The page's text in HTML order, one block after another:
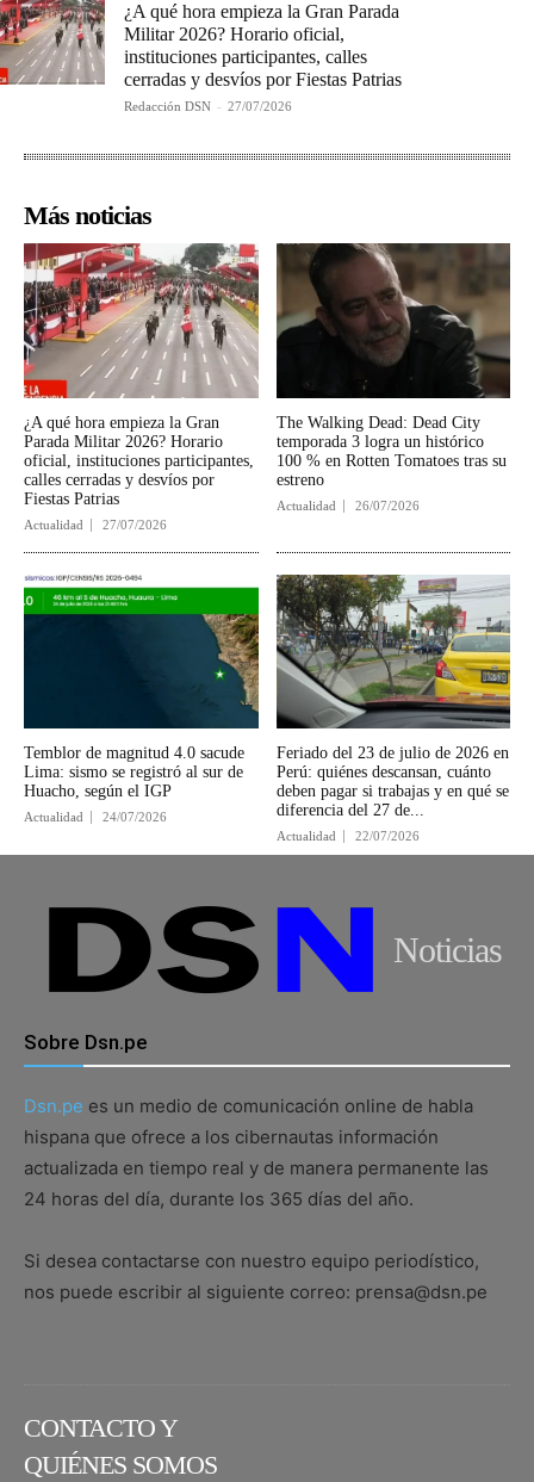
¿A qué hora empieza la Gran Parada
Militar 2026? Horario oficial,
instituciones participantes, calles
cerradas y desvíos por Fiestas Patrias
Redacción DSN - 27/07/2026
Más noticias
¿A qué hora empieza la Gran
Parada Militar 2026? Horario
oficial, instituciones participantes,
calles cerradas y desvíos por
Fiestas Patrias
Actualidad 27/07/2026
The Walking Dead: Dead City
temporada 3 logra un histórico
100 % en Rotten Tomatoes tras su
estreno
Actualidad 26/07/2026
Temblor de magnitud 4.0 sacude
Lima: sismo se registró al sur de
Huacho, según el IGP
Actualidad 24/07/2026
Feriado del 23 de julio de 2026 en
Perú: quiénes descansan, cuánto
deben pagar si trabajas y en qué se
diferencia del 27 de...
Actualidad 22/07/2026
Noticias
Sobre Dsn.pe
Dsn.pe es un medio de comunicación online de habla
hispana que ofrece a los cibernautas información
actualizada en tiempo real y de manera permanente las
24 horas del día, durante los 365 días del año.
Si desea contactarse con nuestro equipo periodístico,
nos puede escribir al siguiente correo: prensa@dsn.pe
CONTACTO Y
QUIÉNES SOMOS